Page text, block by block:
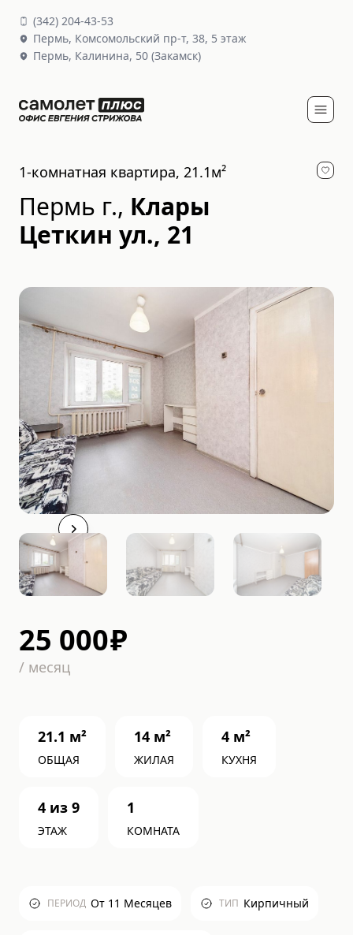
(342) 204-43-53
Пермь, Комсомольский пр-т, 38, 5 этаж
Пермь, Калинина, 50 (Закамск)
1-комнатная квартира, 21.1м²
Пермь г., Клары
Цеткин ул., 21
25 000₽
/ месяц
21.1 м²
ОБЩАЯ
14 м²
ЖИЛАЯ
4 м²
КУХНЯ
4 из 9
ЭТАЖ
1
КОМНАТА
ПЕРИОД От 11 Месяцев ТИП Кирпичный